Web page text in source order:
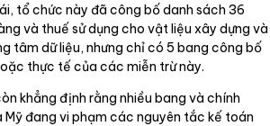
tổ chức này đã công bố danh sách 36
và thuế sử dụng cho vật liệu xây dựng và
tâm dữ liệu, nhưng chỉ có 5 bang công bố
thực tế của các miễn trừ này.
khẳng định rằng nhiều bang và chính
đang vi phạm các nguyên tắc kế toán